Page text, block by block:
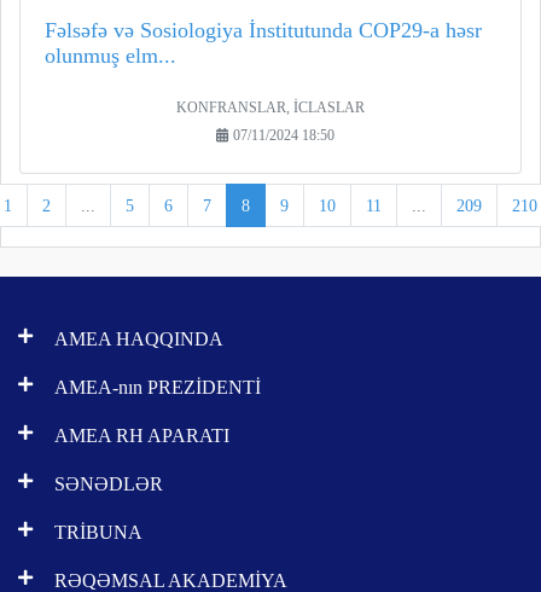
Fəlsəfə və Sosiologiya İnstitutunda COP29-a həsr
olunmuş elm...
KONFRANSLAR, İCLASLAR
07/11/2024 18:50
1 2 ... 5 6 7 8 9 10 11 ... 209 210
AMEA HAQQINDA
AMEA-nın PREZİDENTİ
AMEA RH APARATI
SƏNƏDLƏR
TRİBUNA
RƏQƏMSAL AKADEMİYA